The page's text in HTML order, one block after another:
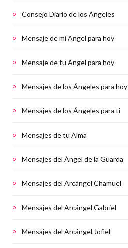
Consejo Diario de los Ángeles
Mensaje de mi Angel para hoy
Mensaje de tu Ángel para hoy
Mensajes de los Ángeles para hoy
Mensajes de los Ángeles para ti
Mensajes de tu Alma
Mensajes del Ángel de la Guarda
Mensajes del Arcángel Chamuel
Mensajes del Arcángel Gabriel
Mensajes del Arcángel Jofiel